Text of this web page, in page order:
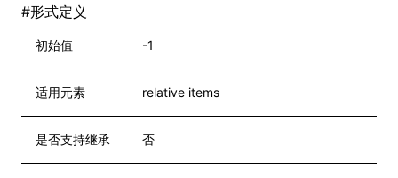
#形式定义
初始值 -1
适用元素 relative items
是否支持继承 否